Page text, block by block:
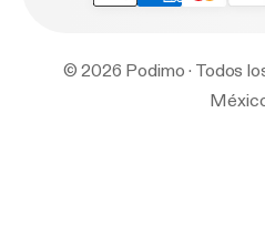
© 2026 Podimo · Todos